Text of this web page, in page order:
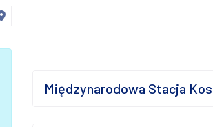
Międzynarodowa Stacja